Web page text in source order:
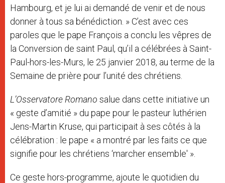
Hambourg, et je lui ai demandé de venir et de nous
donner à tous sa bénédiction. » C’est avec ces
paroles que le pape François a conclu les vêpres de
la Conversion de saint Paul, qu’il a célébrées à Saint-
Paul-hors-les-Murs, le 25 janvier 2018, au terme de la
Semaine de prière pour l’unité des chrétiens.
L’Osservatore Romano salue dans cette initiative un
« geste d’amitié » du pape pour le pasteur luthérien
Jens-Martin Kruse, qui participait à ses côtés à la
célébration : le pape « a montré par les faits ce que
signifie pour les chrétiens ‘marcher ensemble' ».
Ce geste hors-programme, ajoute le quotidien du